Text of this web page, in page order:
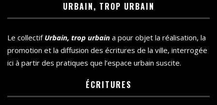
URBAIN, TROP URBAIN
Le collectif Urbain, trop urbain a pour objet la réalisation, la
promotion et la diffusion des écritures de la ville, interrogée
ici à partir des pratiques que l’espace urbain suscite.
ÉCRITURES